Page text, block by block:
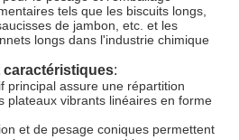
tels que les biscuits longs,
de jambon, etc. et les
longs dans l'industrie chimique
caractéristiques:
principal assure une répartition
plateaux vibrants linéaires en forme
et de pesage coniques permettent